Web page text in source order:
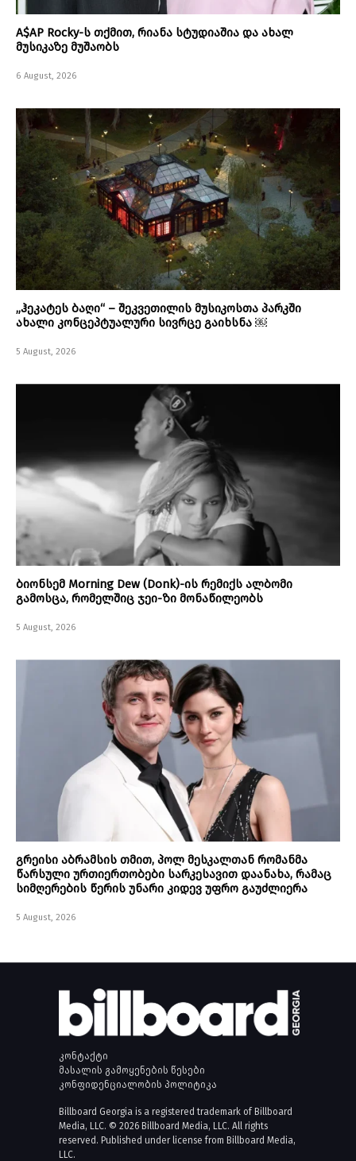
A$AP Rocky-ს თქმით, რიანა სტუდიაშია და ახალ
მუსიკაზე მუშაობს
6 August, 2026
„ჰეკატეს ბაღი“ – შეკვეთილის მუსიკოსთა პარკში
ახალი კონცეპტუალური სივრცე გაიხსნა ￼
5 August, 2026
ბიონსემ Morning Dew (Donk)-ის რემიქს ალბომი
გამოსცა, რომელშიც ჯეი-ზი მონაწილეობს
5 August, 2026
გრეისი აბრამსის თმით, პოლ მესკალთან რომანმა
წარსული ურთიერთობები სარკესავით დაანახა, რამაც
სიმღერების წერის უნარი კიდევ უფრო გაუძლიერა
5 August, 2026
კონტაქტი
მასალის გამოყენების წესები
კონფიდენციალობის პოლიტიკა
Billboard Georgia is a registered trademark of Billboard
Media, LLC. © 2026 Billboard Media, LLC. All rights
reserved. Published under license from Billboard Media,
LLC.